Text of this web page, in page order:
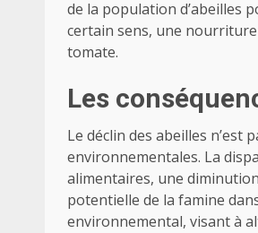
de la population d’abeilles
certain sens, une
tomate.
Les
Le déclin des abeilles n’est
environnementales. La
alimentaires, une
potentielle de la famine
environnemental, visant à